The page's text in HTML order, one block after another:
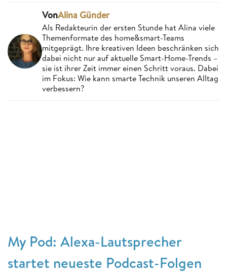
VonAlina Günder
Als Redakteurin der ersten Stunde hat Alina viele
Themenformate des home&smart-Teams
mitgeprägt. Ihre kreativen Ideen beschränken sich
dabei nicht nur auf aktuelle Smart-Home-Trends –
sie ist ihrer Zeit immer einen Schritt voraus. Dabei
im Fokus: Wie kann smarte Technik unseren Alltag
verbessern?
My Pod: Alexa-Lautsprecher
startet neueste Podcast-Folgen